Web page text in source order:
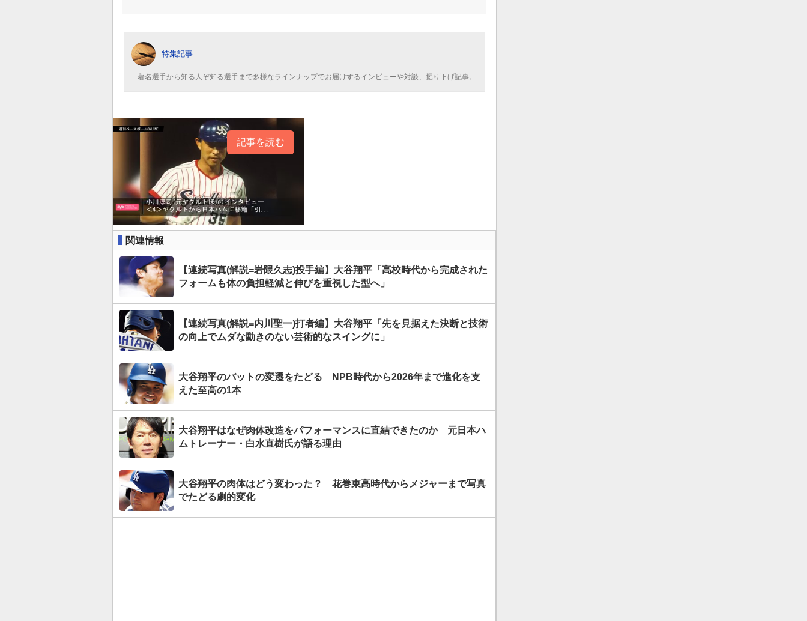
特集記事
著名選手から知る人ぞ知る選手まで多様なラインナップでお届けするインビューや対談、掘り下げ記事。
記事を読む
関連情報
【連続写真(解説=岩隈久志)投手編】大谷翔平「高校時代から完成された
フォームも体の負担軽減と伸びを重視した型へ」
【連続写真(解説=内川聖一)打者編】大谷翔平「先を見据えた決断と技術
の向上でムダな動きのない芸術的なスイングに」
大谷翔平のバットの変遷をたどる NPB時代から2026年まで進化を支
えた至高の1本
大谷翔平はなぜ肉体改造をパフォーマンスに直結できたのか 元日本ハ
ムトレーナー・白水直樹氏が語る理由
大谷翔平の肉体はどう変わった？ 花巻東高時代からメジャーまで写真
でたどる劇的変化